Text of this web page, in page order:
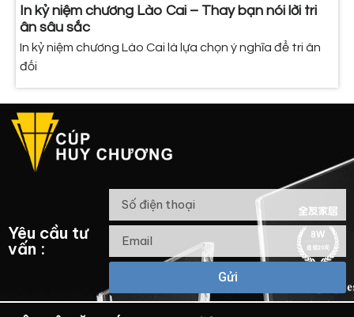
In kỷ niệm chương Lào Cai – Thay bạn nói lời tri
ân sâu sắc
In kỷ niệm chương Lào Cai là lựa chọn ý nghĩa để tri ân
đối
Yêu cầu tư
vấn :
Gửi